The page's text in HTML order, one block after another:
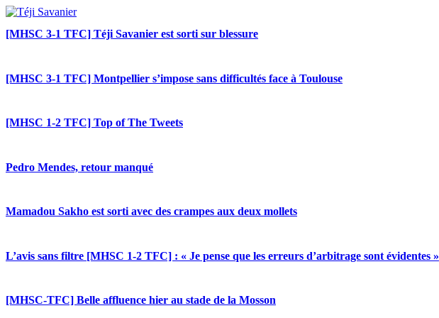
[MHSC 3-1 TFC] Téji Savanier est sorti sur blessure
[MHSC 3-1 TFC] Montpellier s’impose sans difficultés face à Toulouse
[MHSC 1-2 TFC] Top of The Tweets
Pedro Mendes, retour manqué
Mamadou Sakho est sorti avec des crampes aux deux mollets
L’avis sans filtre [MHSC 1-2 TFC] : « Je pense que les erreurs d’arbitrage sont évidentes »
[MHSC-TFC] Belle affluence hier au stade de la Mosson